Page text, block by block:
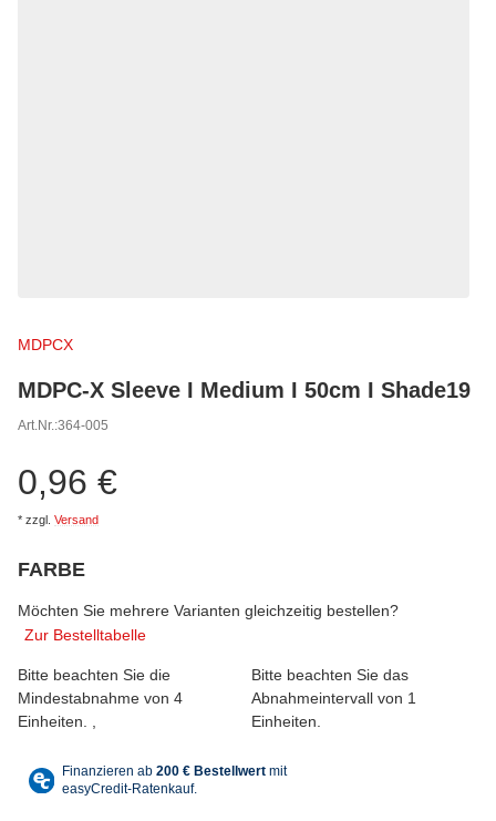
MDPCX
MDPC-X Sleeve I Medium I 50cm I Shade19
Art.Nr.:364-005
0,96 €
* zzgl. Versand
FARBE
Möchten Sie mehrere Varianten gleichzeitig bestellen?
Zur Bestelltabelle
Bitte beachten Sie die
Mindestabnahme von 4
Einheiten.
Bitte beachten Sie das
Abnahmeintervall von 1
Einheiten.